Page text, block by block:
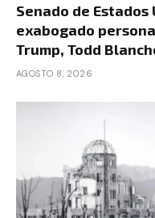
Senado de
exabogado
Trump, Todd
AGOSTO 8, 2026